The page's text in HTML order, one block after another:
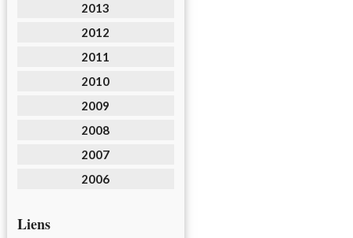
2013
2012
2011
2010
2009
2008
2007
2006
Liens